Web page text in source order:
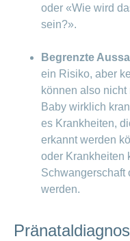
durchgehend
und sieht
verschliesst
das
wenigen
dann im
oder «Wie wird
sein?».
Begrenzte
ein Risiko, aber
können also
Baby wirklich
es Krankheiten,
erkannt werden
oder Krankheiten
Schwangerschaft
werden.